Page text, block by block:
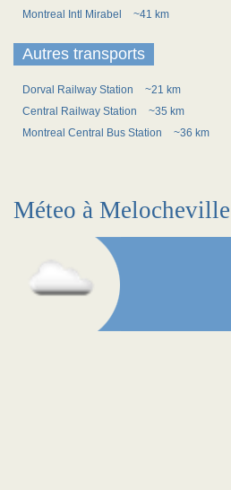
Montreal Intl Mirabel
~41 km
Autres transports
Dorval Railway Station
~21 km
Central Railway Station
~35 km
Montreal Central Bus Station
~36 km
Méteo à Melocheville